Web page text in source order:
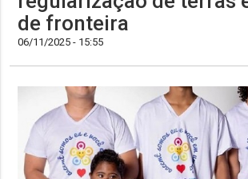
de fronteira
06/11/2025 - 15:55